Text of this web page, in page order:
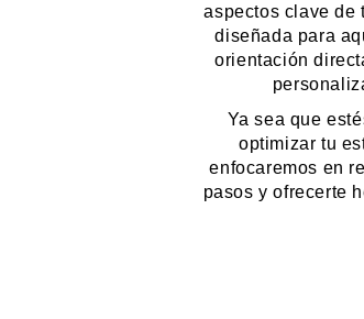
aspectos clave de
diseñada para
orientación
Ya sea que
optimizar tu
enfocaremos en
pasos y ofrecerte